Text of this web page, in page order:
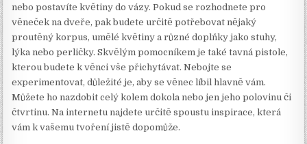
nebo postavíte květiny do vázy. Pokud se rozhodnete pro
věneček na dveře, pak budete určitě potřebovat nějaký
proutěný korpus, umělé květiny a různé doplňky jako stuhy,
lýka nebo perličky. Skvělým pomocníkem je také tavná pistole,
kterou budete k věnci vše přichytávat. Nebojte se
experimentovat, důležité je, aby se věnec líbil hlavně vám.
Můžete ho nazdobit celý kolem dokola nebo jen jeho polovinu či
čtvrtinu. Na internetu najdete určitě spoustu inspirace, která
vám k vašemu tvoření jistě dopomůže.